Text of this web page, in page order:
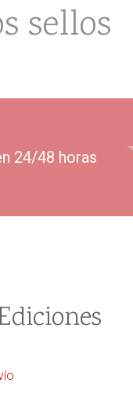
sellos
24/48 horas